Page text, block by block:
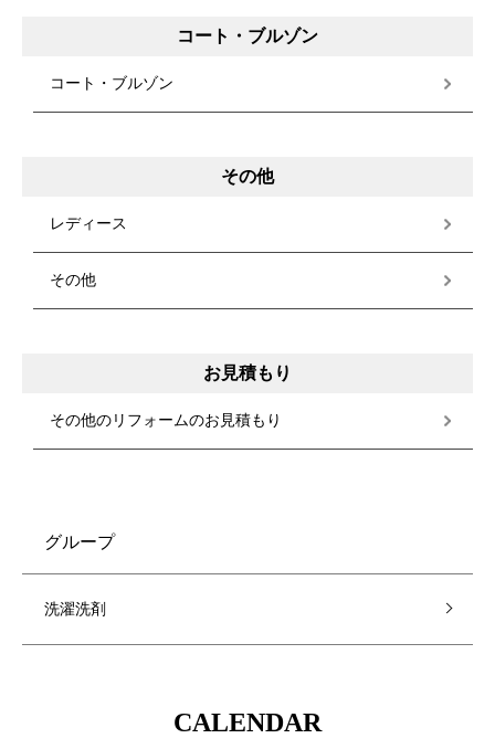
コート・ブルゾン
コート・ブルゾン
その他
レディース
その他
お見積もり
その他のリフォームのお見積もり
グループ
洗濯洗剤
CALENDAR